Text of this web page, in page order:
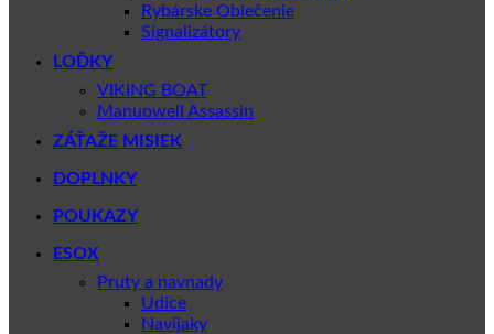
Rybárske Oblečenie
Signalizátory
LOĎKY
VIKING BOAT
Manuowell Assassin
ZÁŤAŽE MISIEK
DOPLNKY
POUKAZY
ESOX
Pruty a navnady
Udice
Navijaky